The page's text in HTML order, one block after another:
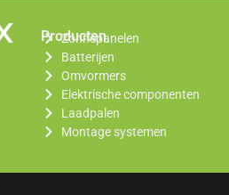
Producten
Zonnepanelen
Batterijen
Omvormers
Elektrische componenten
Laadpalen
Montage systemen